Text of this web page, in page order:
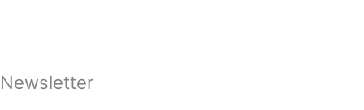
Newsletter